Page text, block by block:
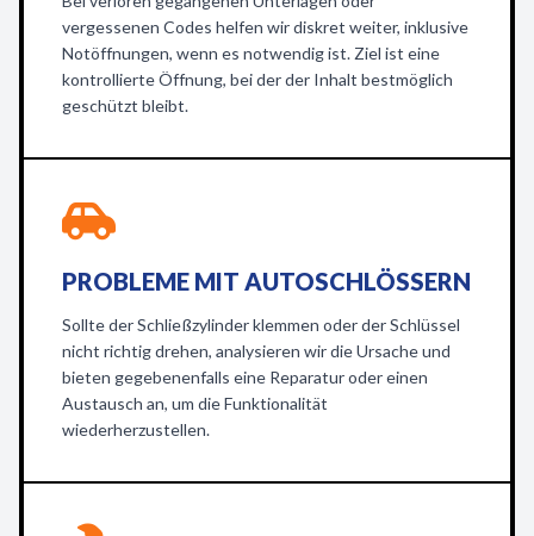
vergessenen Codes helfen wir diskret weiter, inklusive
Notöffnungen, wenn es notwendig ist. Ziel ist eine
kontrollierte Öffnung, bei der der Inhalt bestmöglich
geschützt bleibt.
PROBLEME MIT AUTOSCHLÖSSERN
Sollte der Schließzylinder klemmen oder der Schlüssel
nicht richtig drehen, analysieren wir die Ursache und
bieten gegebenenfalls eine Reparatur oder einen
Austausch an, um die Funktionalität
wiederherzustellen.